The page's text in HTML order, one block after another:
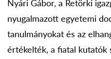
Nyári Gábor, a Retörki
nyugalmazott egyetemi
tanulmányokat és az
értékelték, a fiatal kutatók